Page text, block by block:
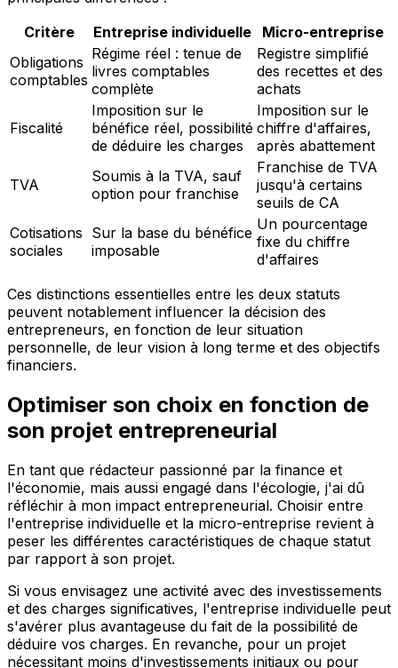
Critère
Entreprise individuelle
Micro-entreprise
Obligations
comptables
Régime réel : tenue de
livres comptables
complète
Registre simplifié
des recettes et des
achats
Fiscalité
Imposition sur le
bénéfice réel, possibilité
de déduire les charges
Imposition sur le
chiffre d'affaires,
après abattement
TVA
Soumis à la TVA, sauf
option pour franchise
Franchise de TVA
jusqu'à certains
seuils de CA
Cotisations
sociales
Sur la base du bénéfice
imposable
Un pourcentage
fixe du chiffre
d'affaires
Ces distinctions essentielles entre les deux statuts
peuvent notablement influencer la décision des
entrepreneurs, en fonction de leur situation
personnelle, de leur vision à long terme et des objectifs
financiers.
Optimiser son choix en fonction de
son projet entrepreneurial
En tant que rédacteur passionné par la finance et
l'économie, mais aussi engagé dans l'écologie, j'ai dû
réfléchir à mon impact entrepreneurial. Choisir entre
l'entreprise individuelle et la micro-entreprise revient à
peser les différentes caractéristiques de chaque statut
par rapport à son projet.
Si vous envisagez une activité avec des investissements
et des charges significatives, l'entreprise individuelle peut
s'avérer plus avantageuse du fait de la possibilité de
déduire vos charges. En revanche, pour un projet
nécessitant moins d'investissements initiaux ou pour